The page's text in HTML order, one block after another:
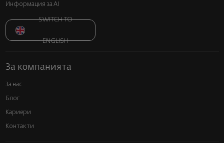
Информация за AI
SWITCH TO
ENGLISH
За компанията
За нас
Блог
Кариери
Контакти